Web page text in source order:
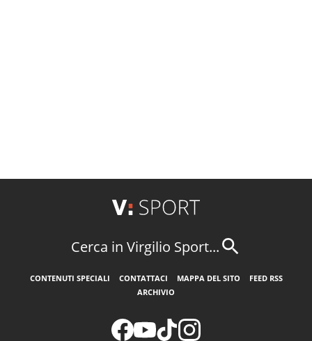
Cerca in Virgilio Sport...
CONTENUTI SPECIALI CONTATTACI MAPPA DEL SITO
FEED RSS
ARCHIVIO